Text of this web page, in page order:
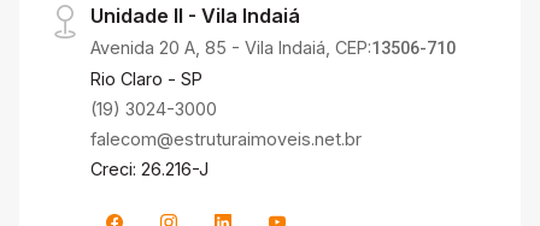
Unidade II - Vila Indaiá
Avenida 20 A, 85 - Vila Indaiá, CEP:13506-710
Rio Claro - SP
(19) 3024-3000
falecom@estruturaimoveis.net.br
Creci: 26.216-J